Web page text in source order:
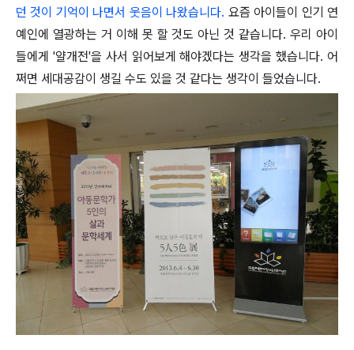
던 것이 기억이 나면서 웃음이 나왔습니다. 요즘 아이들이 인기 연
예인에 열광하는 거 이해 못 할 것도 아닌 것 같습니다. 우리 아이
들에게 '얄개전'을 사서 읽어보게 해야겠다는 생각을 했습니다. 어
쩌면 세대공감이 생길 수도 있을 것 같다는 생각이 들었습니다.